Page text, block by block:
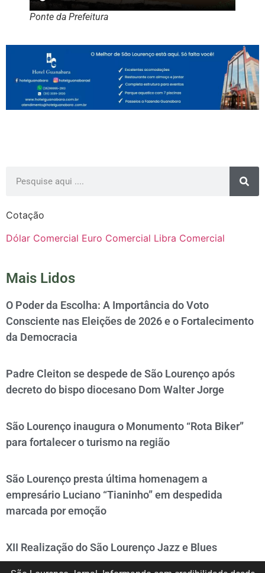
Ponte da Prefeitura
Cotação
Dólar Comercial Euro Comercial Libra Comercial
Mais Lidos
O Poder da Escolha: A Importância do Voto
Consciente nas Eleições de 2026 e o Fortalecimento
da Democracia
Padre Cleiton se despede de São Lourenço após
decreto do bispo diocesano Dom Walter Jorge
São Lourenço inaugura o Monumento “Rota Biker”
para fortalecer o turismo na região
São Lourenço presta última homenagem a
empresário Luciano “Tianinho” em despedida
marcada por emoção
XII Realização do São Lourenço Jazz e Blues